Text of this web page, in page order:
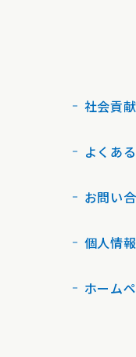
社会貢献
よくあ
お問い
個人情
ホーム